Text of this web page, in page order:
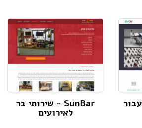
SunBar - שירותי בר
לאירועים